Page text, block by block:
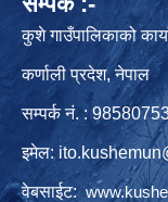
कुशे गाउँपालिकाको
कर्णाली प्रदेश, नेपाल
सम्पर्क नं. :
इमेल:
वेबसाईट: